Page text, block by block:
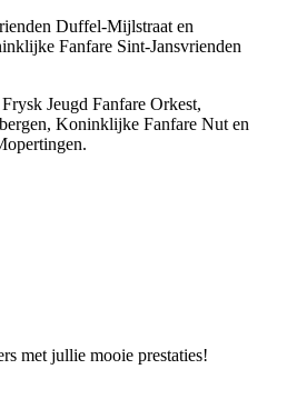
Duffel-Mijlstraat en
Fanfare Sint-Jansvrienden
Jeugd Fanfare Orkest,
Koninklijke Fanfare Nut en
met jullie mooie prestaties!